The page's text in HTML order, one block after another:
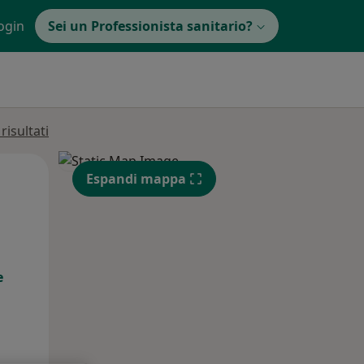
Sei un Professionista sanitario?
Mar, Mer,
12 Ago
Espandi mappa